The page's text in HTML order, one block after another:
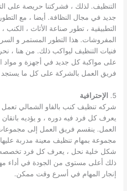
التنظيف. لذلك ، فشركتنا حريصة على
جديد في مجال النظافة. أيضا ، مع
التطبيقية ، تطور صناعة الأثاث ، الكنب
المفروشات. هذا التطور المستمر و
فنيات التنظيف ليواكب ذلك. من هنا ،
على مواكبة كل جديد في أجهزة و مواد
فريق العمل بالشركة على كل ما يستجد
5.
الإحترافية
شركه تنظيف كنب بالفاو الشمالي
يعرف كل فرد فيه دوره ، و يؤديه
العمل. ينقسم فريق العمل إلى
مجموعة بمهام تنظيف معينة مدربة
شكل خلية نحل ، يعرف كل فرد تخصصه
ذلك أعلى مستوى من الجودة في أداء
إنجار المهام في أسرع وقت ممكن.